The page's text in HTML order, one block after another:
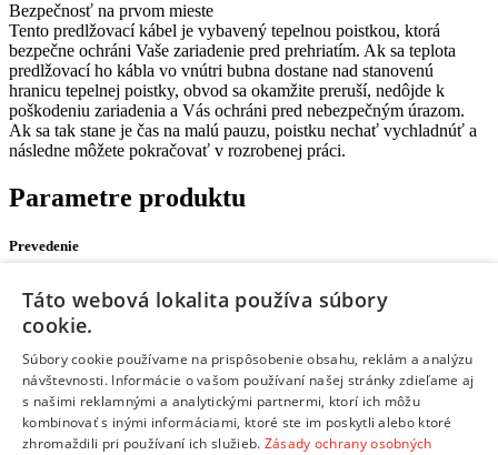
Bezpečnosť na prvom mieste
Tento predlžovací kábel je vybavený tepelnou poistkou, ktorá
bezpečne ochráni Vaše zariadenie pred prehriatím. Ak sa teplota
predlžovací ho kábla vo vnútri bubna dostane nad stanovenú
hranicu tepelnej poistky, obvod sa okamžite preruší, nedôjde k
poškodeniu zariadenia a Vás ochráni pred nebezpečným úrazom.
Ak sa tak stane je čas na malú pauzu, poistku nechať vychladnúť a
následne môžete pokračovať v rozrobenej práci.
Parametre produktu
Prevedenie
Farba:
Modrá/Čierna
Dĺžka prívodného
káblu:
napätie 230 V~/400 V~
prierez vodiča 1,5 mm²
krytie IP44
počet zásuviek 1× CEE 3P + N + PE (16 A),
2× 2P + PE
Táto webová lokalita používa súbory
cookie.
Súbory cookie používame na prispôsobenie obsahu, reklám a analýzu
návštevnosti. Informácie o vašom používaní našej stránky zdieľame aj
s našimi reklamnými a analytickými partnermi, ktorí ich môžu
kombinovať s inými informáciami, ktoré ste im poskytli alebo ktoré
zhromaždili pri používaní ich služieb. Zásady ochrany osobných